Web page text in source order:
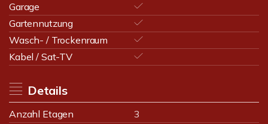
Garage
Gartennutzung
Wasch- / Trockenraum
Kabel / Sat-TV
Details
Anzahl Etagen
3